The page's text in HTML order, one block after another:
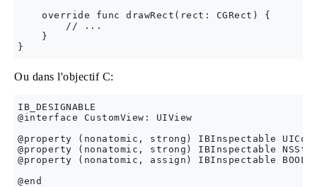
    override func drawRect(rect: CGRect) {
        // ...
    }
Ou dans l'objectif C:
IB_DESIGNABLE
@interface CustomView: UIView
@property (nonatomic, strong) IBInspectable
@property (nonatomic, strong) IBInspectable
@property (nonatomic, assign) IBInspectable BOOL
@end